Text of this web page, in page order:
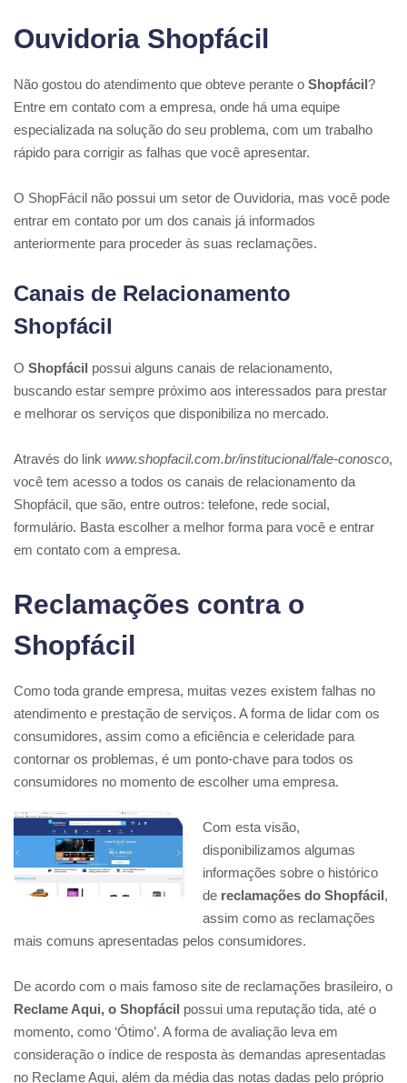
Ouvidoria Shopfácil
Não gostou do atendimento que obteve perante o Shopfácil?
Entre em contato com a empresa, onde há uma equipe
especializada na solução do seu problema, com um trabalho
rápido para corrigir as falhas que você apresentar.
O ShopFácil não possui um setor de Ouvidoria, mas você pode
entrar em contato por um dos canais já informados
anteriormente para proceder às suas reclamações.
Canais de Relacionamento
Shopfácil
O Shopfácil possui alguns canais de relacionamento,
buscando estar sempre próximo aos interessados para prestar
e melhorar os serviços que disponibiliza no mercado.
Através do link www.shopfacil.com.br/institucional/fale-conosco,
você tem acesso a todos os canais de relacionamento da
Shopfácil, que são, entre outros: telefone, rede social,
formulário. Basta escolher a melhor forma para você e entrar
em contato com a empresa.
Reclamações contra o
Shopfácil
Como toda grande empresa, muitas vezes existem falhas no
atendimento e prestação de serviços. A forma de lidar com os
consumidores, assim como a eficiência e celeridade para
contornar os problemas, é um ponto-chave para todos os
consumidores no momento de escolher uma empresa.
Com esta visão,
disponibilizamos algumas
informações sobre o histórico
de reclamações do Shopfácil,
assim como as reclamações
mais comuns apresentadas pelos consumidores.
De acordo com o mais famoso site de reclamações brasileiro, o
Reclame Aqui, o Shopfácil possui uma reputação tida, até o
momento, como ‘Ótimo’. A forma de avaliação leva em
consideração o índice de resposta às demandas apresentadas
no Reclame Aqui, além da média das notas dadas pelo próprio